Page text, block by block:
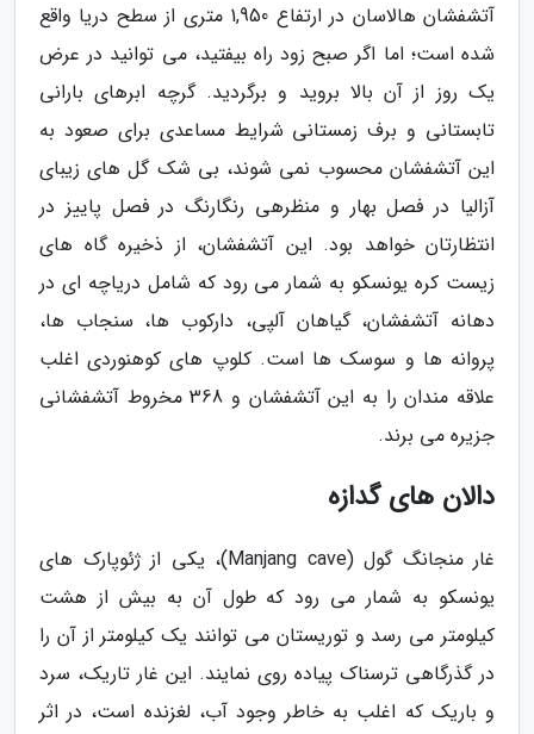
آتشفشان هالاسان در ارتفاع 1,950 متری از سطح دریا واقع
شده است؛ اما اگر صبح زود راه بیفتید، می توانید در عرض
یک روز از آن بالا بروید و برگردید. گرچه ابرهای بارانی
تابستانی و برف زمستانی شرایط مساعدی برای صعود به
این آتشفشان محسوب نمی شوند، بی شک گل های زیبای
آزالیا در فصل بهار و منظرهی رنگارنگ در فصل پاییز در
انتظارتان خواهد بود. این آتشفشان، از ذخیره گاه های
زیست کره یونسکو به شمار می رود که شامل دریاچه ای در
دهانه آتشفشان، گیاهان آلپی، دارکوب ها، سنجاب ها،
پروانه ها و سوسک ها است. کلوپ های کوهنوردی اغلب
علاقه مندان را به این آتشفشان و 368 مخروط آتشفشانی
جزیره می برند.
دالان های گدازه
غار منجانگ گول (Manjang cave)، یکی از ژئوپارک های
یونسکو به شمار می رود که طول آن به بیش از هشت
کیلومتر می رسد و توریستان می توانند یک کیلومتر از آن را
در گذرگاهی ترسناک پیاده روی نمایند. این غار تاریک، سرد
و باریک که اغلب به خاطر وجود آب، لغزنده است، در اثر